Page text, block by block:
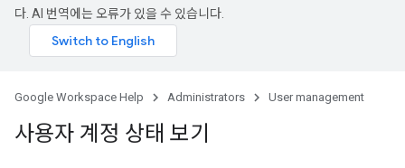
다. AI 번역에는 오류가 있을 수 있습니다.
Google Workspace Help Administrators User management
사용자 계정 상태 보기